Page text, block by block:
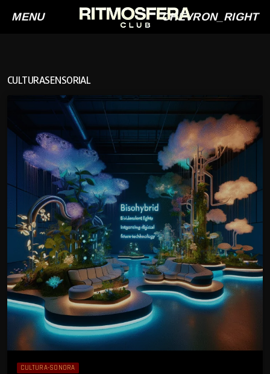
MENU CHEVRON_RIGHT
CULTURASENSORIAL
CULTURA-SONORA